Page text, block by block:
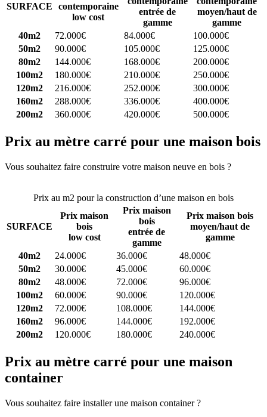
SURFACE
contemporaine
low cost
entrée de
gamme
moyen/haut de
gamme
40m2
72.000€ 84.000€
100.000€
50m2
90.000€ 105.000€
125.000€
80m2
144.000€ 168.000€
200.000€
100m2
180.000€ 210.000€
250.000€
120m2
216.000€ 252.000€
300.000€
160m2
288.000€ 336.000€
400.000€
200m2
360.000€ 420.000€ 500.000€
Prix au mètre carré pour une maison bois
Vous souhaitez faire construire votre maison neuve en bois ?
Prix au m2 pour la construction d’une maison en bois
SURFACE
Prix maison
bois
low cost
Prix maison
bois
entrée de
gamme
Prix maison bois
moyen/haut de
gamme
40m2
24.000€ 36.000€
48.000€
50m2
30.000€ 45.000€
60.000€
80m2
48.000€ 72.000€
96.000€
100m2
60.000€ 90.000€
120.000€
120m2
72.000€ 108.000€
144.000€
160m2
96.000€ 144.000€
192.000€
200m2
120.000€ 180.000€ 240.000€
Prix au mètre carré pour une maison
container
Vous souhaitez faire installer une maison container ?